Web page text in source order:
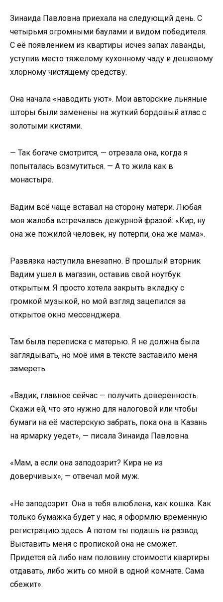
Зинаида Павловна приехала на следующий день. С
четырьмя огромными баулами и видом победителя.
С её появлением из квартиры исчез запах лаванды,
уступив место тяжелому кухонному чаду и дешевому
хлорному чистящему средству.
Она начала «наводить уют». Мои авторские льняные
шторы были заменены на жуткий бордовый атлас с
золотыми кистями.
— Так богаче смотрится, — отрезала она, когда я
попыталась возмутиться. — А то жила как в
монастыре.
Вадим всё чаще вставал на сторону матери. Любая
моя жалоба встречалась дежурной фразой: «Кир, ну
она же пожилой человек, ну потерпи, она же мама».
Развязка наступила внезапно. В прошлый вторник
Вадим ушел в магазин, оставив свой ноутбук
открытым. Я просто хотела закрыть вкладку с
громкой музыкой, но мой взгляд зацепился за
открытое окно мессенджера.
Там была переписка с матерью. Я не должна была
заглядывать, но моё имя в тексте заставило меня
замереть.
«Вадик, главное сейчас — получить доверенность.
Скажи ей, что это нужно для налоговой или чтобы
бумаги на её мастерскую забрать, пока она в Казань
на ярмарку уедет», — писала Зинаида Павловна.
«Мам, а если она заподозрит? Кира не из
доверчивых», — отвечал мой муж.
«Не заподозрит. Она в тебя влюблена, как кошка. Как
только бумажка будет у нас, я оформлю временную
регистрацию здесь. А потом ты подашь на развод.
Выставить меня с пропиской она не сможет.
Придется ей либо нам половину стоимости квартиры
отдавать, либо жить со мной в одной комнате. Сама
сбежит».